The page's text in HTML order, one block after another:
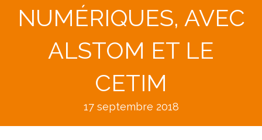
NUMÉRIQUES, AVEC
ALSTOM ET LE
CETIM
17 septembre 2018